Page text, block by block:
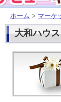
ホーム > マーケ
大和ハウ